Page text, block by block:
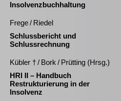
Insolvenzbuchhaltung
Frege / Riedel
Schlussbericht und
Schlussrechnung
Kübler † / Bork / Prütting (Hrsg.)
HRI II – Handbuch
Restrukturierung in der
Insolvenz